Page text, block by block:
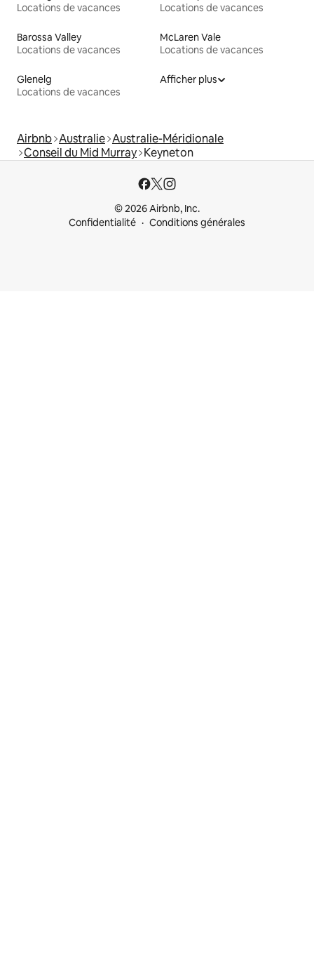
Locations de vacances
Locations de vacances
Barossa Valley
Locations de vacances
McLaren Vale
Locations de vacances
Glenelg
Locations de vacances
Afficher plus
Airbnb Australie Australie-Méridionale
Conseil du Mid Murray Keyneton
© 2026 Airbnb, Inc.
Confidentialité
Conditions générales